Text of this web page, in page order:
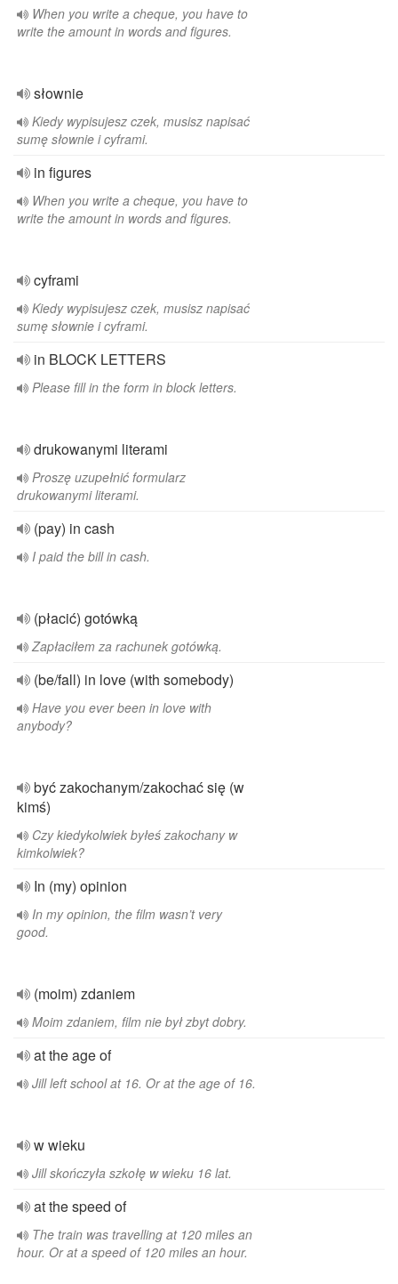
When you write a cheque, you have to
write the amount in words and figures.
słownie
Kiedy wypisujesz czek, musisz napisać
sumę słownie i cyframi.
in figures
When you write a cheque, you have to
write the amount in words and figures.
cyframi
Kiedy wypisujesz czek, musisz napisać
sumę słownie i cyframi.
in BLOCK LETTERS
Please fill in the form in block letters.
drukowanymi literami
Proszę uzupełnić formularz
drukowanymi literami.
(pay) in cash
I paid the bill in cash.
(płacić) gotówką
Zapłaciłem za rachunek gotówką.
(be/fall) in love (with somebody)
Have you ever been in love with
anybody?
być zakochanym/zakochać się (w
kimś)
Czy kiedykolwiek byłeś zakochany w
kimkolwiek?
In (my) opinion
In my opinion, the film wasn’t very
good.
(moim) zdaniem
Moim zdaniem, film nie był zbyt dobry.
at the age of
Jill left school at 16. Or at the age of 16.
w wieku
Jill skończyła szkołę w wieku 16 lat.
at the speed of
The train was travelling at 120 miles an
hour. Or at a speed of 120 miles an hour.